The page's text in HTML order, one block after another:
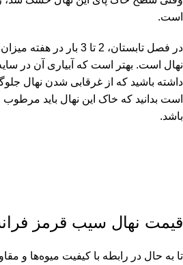
است.
در فصل تابستان، 2 تا 3
نهال است. بهتر است که آبیاری آن در
داشته باشید که از غرقابی شدن نهال
است بدانید که خاک این نهال باید
باشد.
قیمت نهال سیب قرمز
تا به حال در رابطه با کیفیت میوه‌ها و